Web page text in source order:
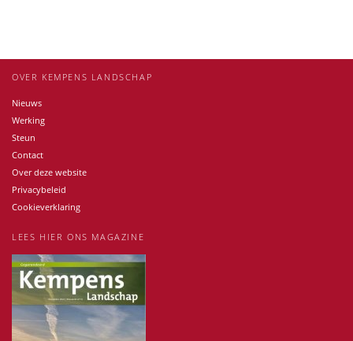
OVER KEMPENS LANDSCHAP
Nieuws
Werking
Steun
Contact
Over deze website
Privacybeleid
Cookieverklaring
LEES HIER ONS MAGAZINE